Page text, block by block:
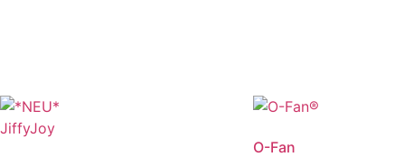
O-Fan